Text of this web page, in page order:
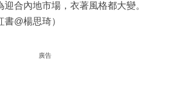
迎合內地市場，衣著風格都大變。
書@楊思琦）
廣告